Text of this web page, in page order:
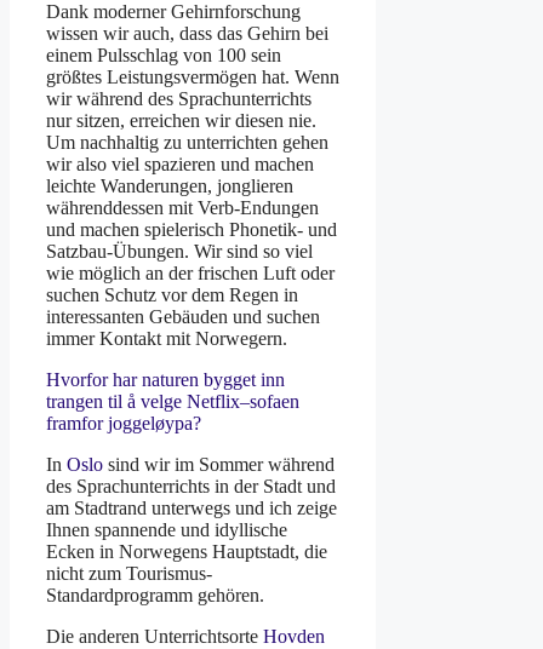
Dank moderner Gehirnforschung
wissen wir auch, dass das Gehirn bei
einem Pulsschlag von 100 sein
größtes Leistungsvermögen hat. Wenn
wir während des Sprachunterrichts
nur sitzen, erreichen wir diesen nie.
Um nachhaltig zu unterrichten gehen
wir also viel spazieren und machen
leichte Wanderungen, jonglieren
währenddessen mit Verb-Endungen
und machen spielerisch Phonetik- und
Satzbau-Übungen. Wir sind so viel
wie möglich an der frischen Luft oder
suchen Schutz vor dem Regen in
interessanten Gebäuden und suchen
immer Kontakt mit Norwegern.
Hvorfor har naturen bygget inn
trangen til å velge Netflix–sofaen
framfor joggeløypa?
In Oslo sind wir im Sommer während
des Sprachunterrichts in der Stadt und
am Stadtrand unterwegs und ich zeige
Ihnen spannende und idyllische
Ecken in Norwegens Hauptstadt, die
nicht zum Tourismus-
Standardprogramm gehören.
Die anderen Unterrichtsorte Hovden